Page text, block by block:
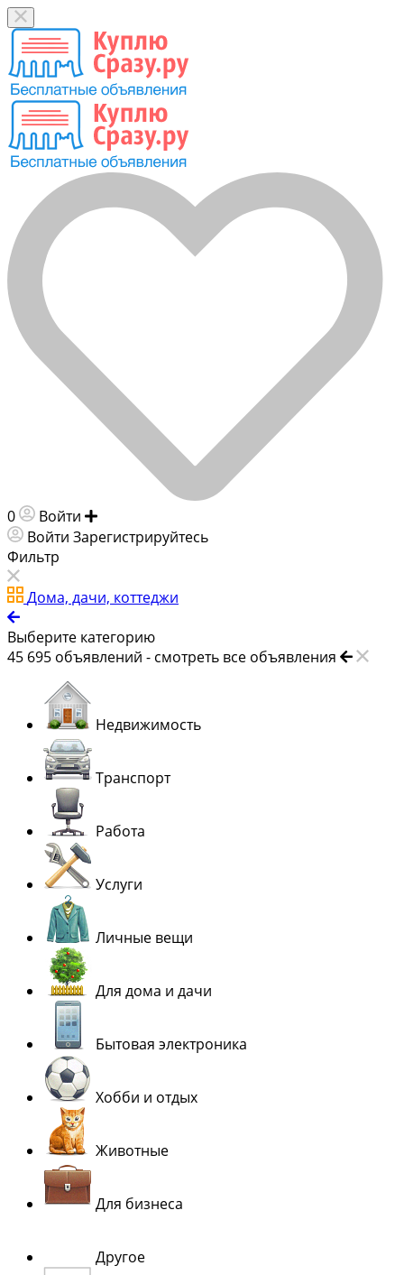
0 Войти
Войти Зарегистрируйтесь
Фильтр
Дома, дачи, коттеджи
Выберите категорию
45 695 объявлений - смотреть все объявления
Недвижимость
Транспорт
Работа
Услуги
Личные вещи
Для дома и дачи
Бытовая электроника
Хобби и отдых
Животные
Для бизнеса
Другое